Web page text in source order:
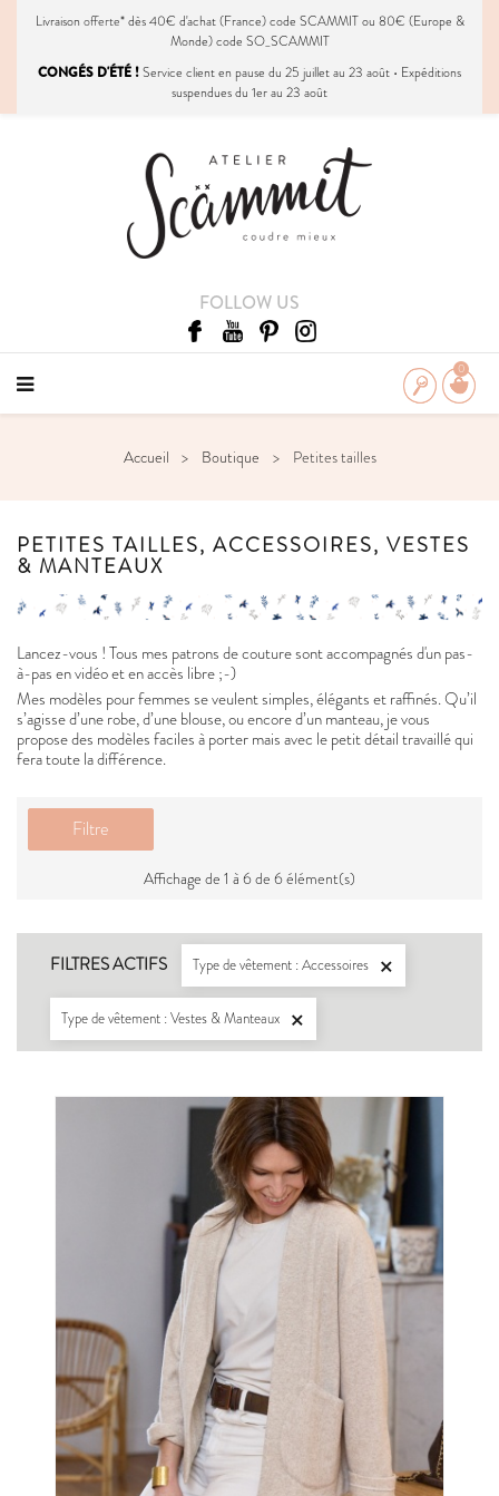
Livraison offerte* dès 40€ d'achat (France) code SCAMMIT ou 80€ (Europe &
Monde) code SO_SCAMMIT
CONGÉS D'ÉTÉ !Service client en pause du 25 juillet au 23 août • Expéditions
suspendues du 1er au 23 août
FOLLOW US
0
Accueil Boutique Petites tailles
PETITES TAILLES, ACCESSOIRES, VESTES
& MANTEAUX
Lancez-vous ! Tous mes patrons de couture sont accompagnés d'un pas-
à-pas en vidéo et en accès libre ;-)
Mes modèles pour femmes se veulent simples, élégants et raffinés. Qu’il
s’agisse d’une robe, d’une blouse, ou encore d’un manteau, je vous
propose des modèles faciles à porter mais avec le petit détail travaillé qui
fera toute la différence.
Filtre
Affichage de 1 à 6 de 6 élément(s)
FILTRES ACTIFS Type de vêtement : Accessoires 
Type de vêtement : Vestes & Manteaux 